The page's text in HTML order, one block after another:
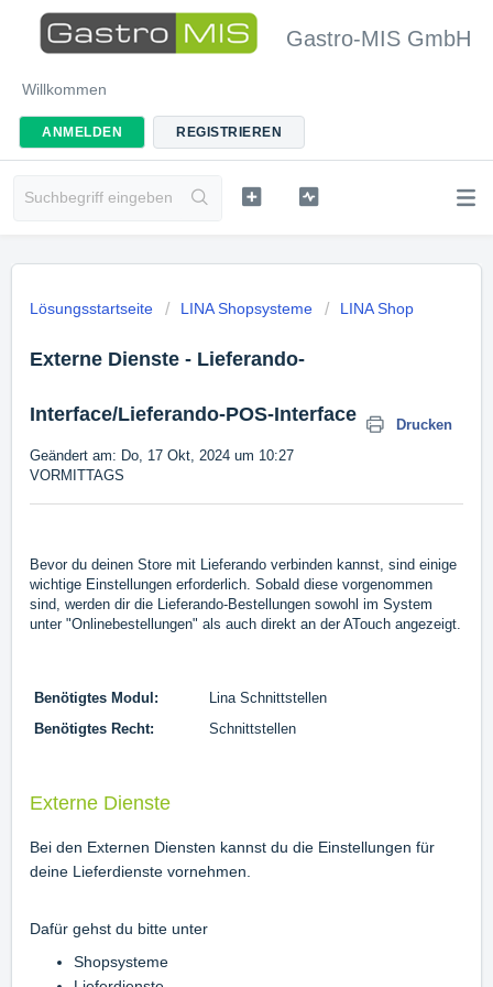
Gastro-MIS GmbH
Willkommen
ANMELDEN REGISTRIEREN
Lösungsstartseite LINA Shopsysteme LINA Shop
Externe Dienste - Lieferando-
Interface/Lieferando-POS-Interface
Drucken
Geändert am: Do, 17 Okt, 2024 um 10:27
VORMITTAGS
Bevor du deinen Store mit Lieferando verbinden kannst, sind einige
wichtige Einstellungen erforderlich. Sobald diese vorgenommen
sind, werden dir die Lieferando-Bestellungen sowohl im System
unter "Onlinebestellungen" als auch direkt an der ATouch angezeigt.
Benötigtes Modul:
Lina Schnittstellen
Benötigtes Recht:
Schnittstellen
Externe Dienste
Bei den Externen Diensten kannst du die Einstellungen für
deine Lieferdienste vornehmen.
Dafür gehst du bitte unter
Shopsysteme